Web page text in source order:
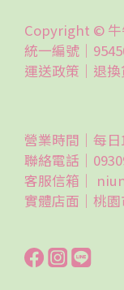
Copyright © 牛
統一編號｜
運送政策｜ 退
營業時間｜每日
聯絡電話｜
客服信箱｜
實體店面｜桃